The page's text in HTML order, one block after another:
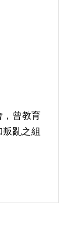
，曾教育
亂之組
理由為